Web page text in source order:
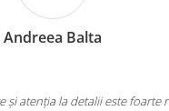
Andreea Cicu